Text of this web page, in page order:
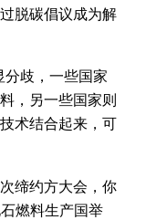
脱碳倡议成为解
歧，一些国家
，另一些国家则
术结合起来，可
缔约方大会，你
燃料生产国举